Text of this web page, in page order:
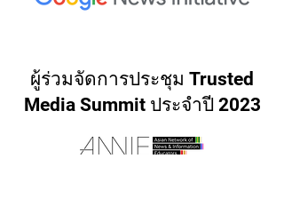
ผู้ร่วมจัดการประชุม Trusted
Media Summit ประจำปี 2023